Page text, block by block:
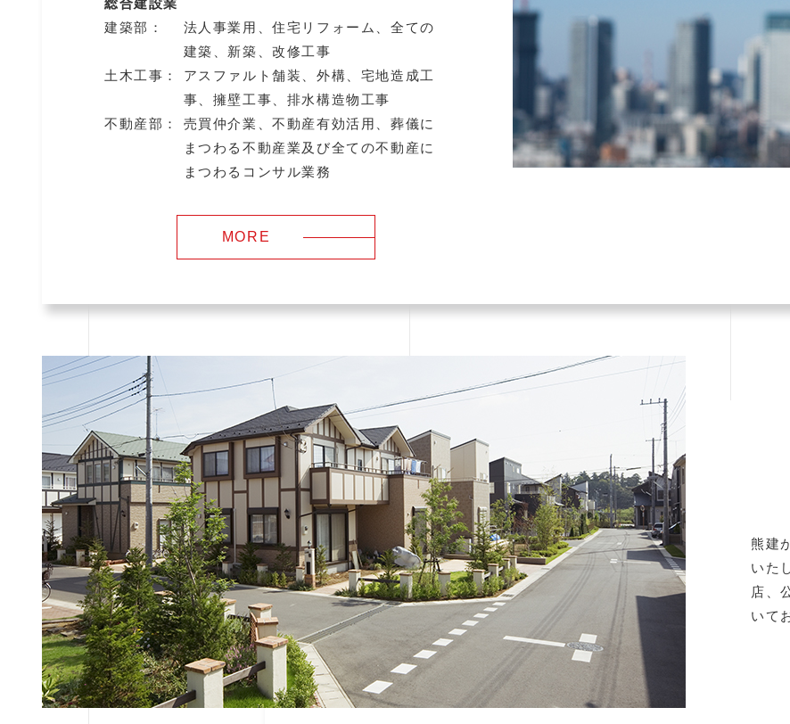
総合建設業
建築部：
土木工事：
不動産部：
法人事業用、住宅リフォーム、全ての
建築、新築、改修工事
アスファルト舗装、外構、宅地造成工
事、擁壁工事、排水構造物工事
売買仲介業、不動産有効活用、葬儀に
まつわる不動産業及び全ての不動産に
まつわるコンサル業務
MORE
熊建
いた
店、
いて